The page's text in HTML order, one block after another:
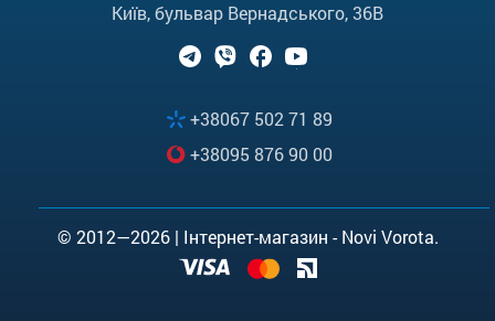
Київ, бульвар Вернадського, 36В
+38067 502 71 89
+38095 876 90 00
© 2012—2026 | Інтернет-магазин - Novi Vorota.